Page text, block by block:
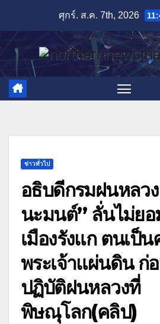
content
ศุกร์. ส.ค. 7th, 2026
ข่าวทั่วไป
อธิบดีกรมฝนหลว
นะมนต์” ลั่นไม่ยอ
เมืองรังแก ตนเป็
พระเจ้าแผ่นดิน ก่
ปฏิบัติฝนหลวงที่
พิษณุโลก(คลิป)